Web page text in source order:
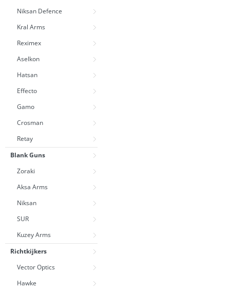
Niksan Defence
Kral Arms
Reximex
Aselkon
Hatsan
Effecto
Gamo
Crosman
Retay
Blank Guns
Zoraki
Aksa Arms
Niksan
SUR
Kuzey Arms
Richtkijkers
Vector Optics
Hawke